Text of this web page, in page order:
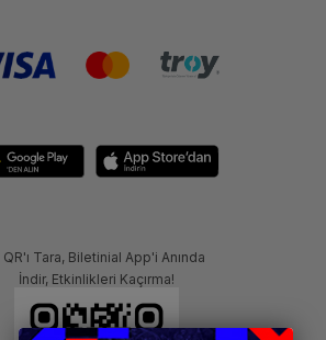
QR'ı Tara, Biletinial App'i Anında
İndir, Etkinlikleri Kaçırma!